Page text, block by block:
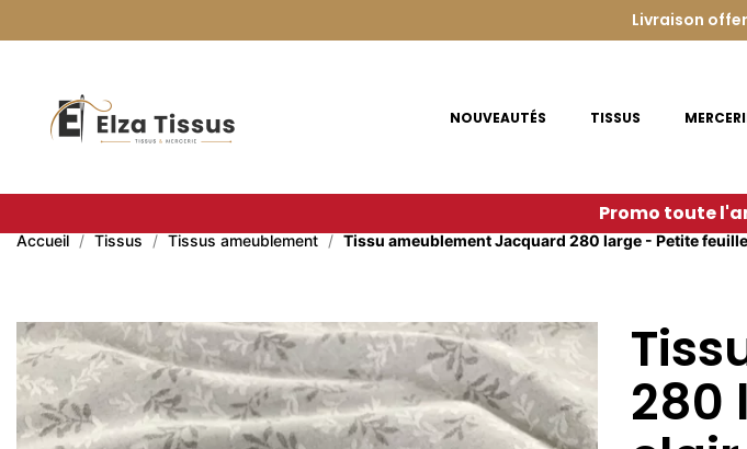
Livraison
NOUVEAUTÉS TISSUS
Promo toute
Accueil Tissus Tissus ameublement Tissu ameublement Jacquard 280 large - Petite
280